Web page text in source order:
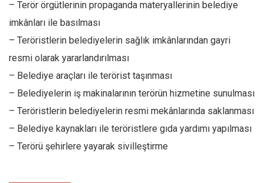
– Terör örgütlerinin propaganda materyallerinin belediye
imkânları ile basılması
– Teröristlerin belediyelerin sağlık imkânlarından gayri
resmi olarak yararlandırılması
– Belediye araçları ile terörist taşınması
– Belediyelerin iş makinalarının terörün hizmetine sunulması
– Teröristlerin belediyelerin resmi mekânlarında saklanması
– Belediye kaynakları ile teröristlere gıda yardımı yapılması
– Terörü şehirlere yayarak sivilleştirme